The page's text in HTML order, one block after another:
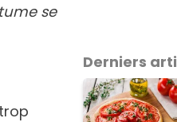
se
Derniers